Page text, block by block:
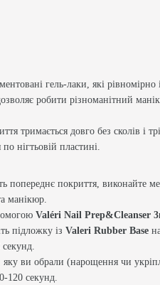
гель-лаки, які рівномірно
робити різноманітний
тримається довго без сколів і
нігтьовій пластині.
попереднє покриття, виконайте
манікюр.
Valéri Nail Prep&Cleanser
підложку із Valeri Rubber Base
яку ви обрали (нарощення чи
120 секунд.